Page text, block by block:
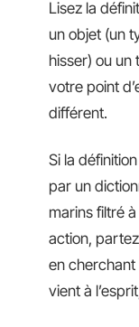
Lisez la
un objet (un
hisser) ou un
votre point
différent.
Si la
par un
marins filtré
action,
en cherchant
vient à